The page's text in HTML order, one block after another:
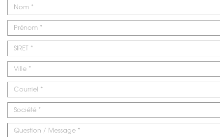
Nom *
Prénom *
SIRET *
Ville *
Courriel *
Société *
Question / Message *